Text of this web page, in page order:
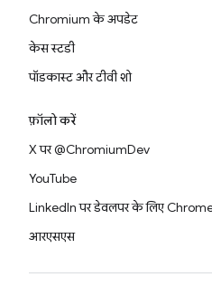
Chromium के अपडेट
केस स्टडी
पॉडकास्ट और टीवी शो
फ़ॉलो करें
X पर @ChromiumDev
YouTube
LinkedIn पर डेवलपर के लिए
आरएसएस